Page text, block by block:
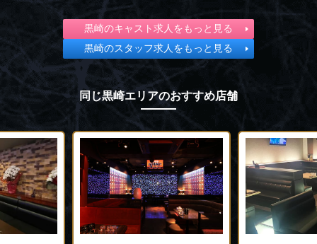
黒崎のキャスト求人をもっと見る
黒崎のスタッフ求人をもっと見る
同じ黒崎エリアのおすすめ店舗